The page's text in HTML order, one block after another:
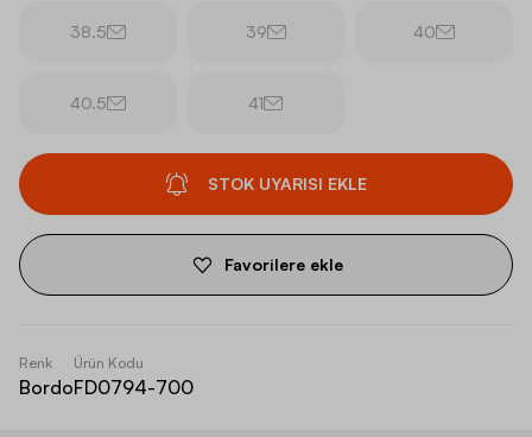
38.5 39 40
40.5 41
STOK UYARISI EKLE
Favorilere ekle
Renk
Bordo
Ürün Kodu
FD0794-700